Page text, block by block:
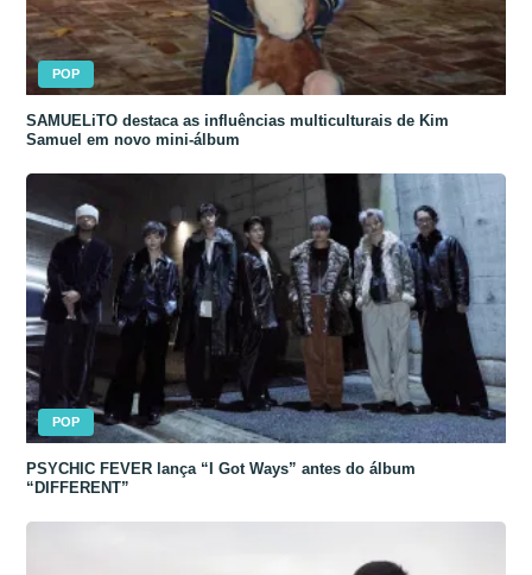
POP
SAMUELiTO destaca as influências multiculturais de Kim
Samuel em novo mini-álbum
POP
PSYCHIC FEVER lança “I Got Ways” antes do álbum
“DIFFERENT”